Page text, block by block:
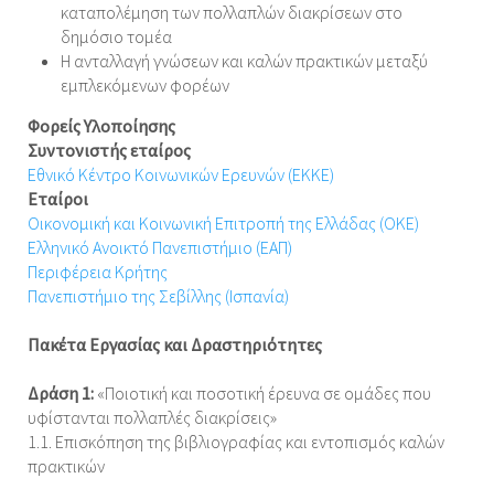
καταπολέμηση των πολλαπλών διακρίσεων στο
δημόσιο τομέα
Η ανταλλαγή γνώσεων και καλών πρακτικών μεταξύ
εμπλεκόμενων φορέων
Φορείς Υλοποίησης
Συντονιστής εταίρος
Εθνικό Κέντρο Κοινωνικών Ερευνών (ΕΚΚΕ)
Εταίροι
Οικονομική και Κοινωνική Επιτροπή της Ελλάδας (OKE)
Ελληνικό Ανοικτό Πανεπιστήμιο (ΕΑΠ)
Περιφέρεια Κρήτης
Πανεπιστήμιο της Σεβίλλης (Ισπανία)
Πακέτα Εργασίας και Δραστηριότητες
Δράση 1: «Ποιοτική και ποσοτική έρευνα σε ομάδες που
υφίστανται πολλαπλές διακρίσεις»
1.1. Επισκόπηση της βιβλιογραφίας και εντοπισμός καλών
πρακτικών